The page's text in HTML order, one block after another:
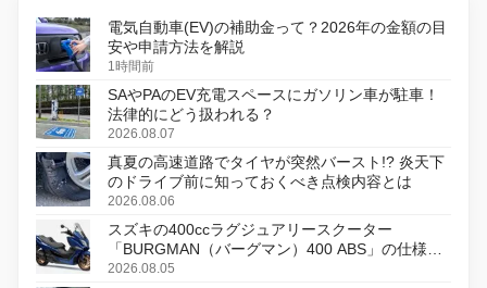
電気自動車(EV)の補助金って？2026年の金額の目
安や申請方法を解説
1時間前
SAやPAのEV充電スペースにガソリン車が駐車！
法律的にどう扱われる？
2026.08.07
真夏の高速道路でタイヤが突然バースト!? 炎天下
のドライブ前に知っておくべき点検内容とは
2026.08.06
スズキの400ccラグジュアリースクーター
「BURGMAN（バーグマン）400 ABS」の仕様を
変更し、8月18日に発売
2026.08.05